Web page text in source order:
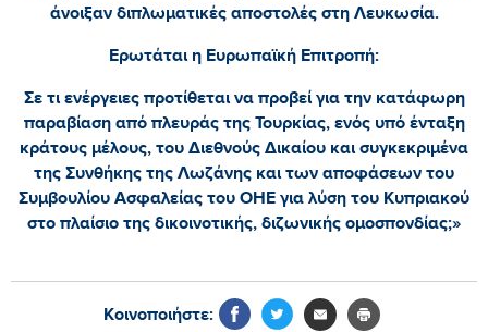
άνοιξαν διπλωματικές αποστολές στη Λευκωσία.
Ερωτάται η Ευρωπαϊκή Επιτροπή:
Σε τι ενέργειες προτίθεται να προβεί για την κατάφωρη
παραβίαση από πλευράς της Τουρκίας, ενός υπό ένταξη
κράτους μέλους, του Διεθνούς Δικαίου και συγκεκριμένα
της Συνθήκης της Λωζάνης και των αποφάσεων του
Συμβουλίου Ασφαλείας του ΟΗΕ για λύση του Κυπριακού
στο πλαίσιο της δικοινοτικής, διζωνικής ομοσπονδίας;»
Κοινοποιήστε: